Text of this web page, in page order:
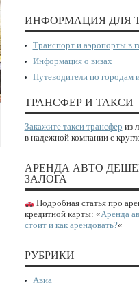
ИНФОРМАЦИЯ ДЛЯ
Транспорт и аэропорты в
Информация о визах
Путеводители по городам
ТРАНСФЕР И ТАКСИ
Закажите такси трансфер из
в надежной компании с
АРЕНДА АВТО
ЗАЛОГА
Подробная статья про
кредитной карты: «Аренда
стоит и как арендовать?«
РУБРИКИ
Авиа